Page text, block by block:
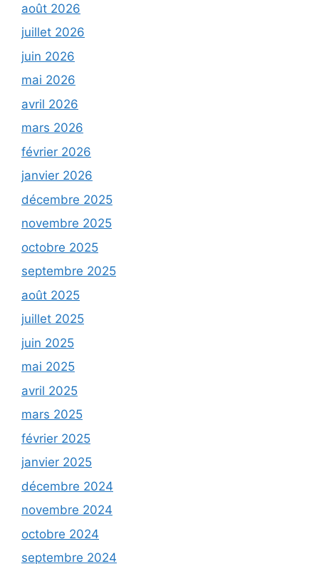
août 2026
juillet 2026
juin 2026
mai 2026
avril 2026
mars 2026
février 2026
janvier 2026
décembre 2025
novembre 2025
octobre 2025
septembre 2025
août 2025
juillet 2025
juin 2025
mai 2025
avril 2025
mars 2025
février 2025
janvier 2025
décembre 2024
novembre 2024
octobre 2024
septembre 2024